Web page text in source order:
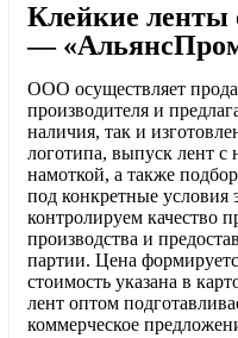
Клейкие ленты
—
ООО осуществляет
производителя и
наличия, так и
логотипа, выпуск лент
намоткой, а также
под конкретные
контролируем качество
производства и
партии. Цена
стоимость указана в
лент оптом
коммерческое